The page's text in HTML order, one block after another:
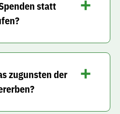
statt
zugunsten der